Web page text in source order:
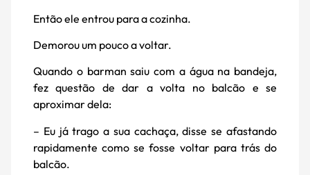
Então ele entrou para a cozinha.
Demorou um pouco a voltar.
Quando o barman saiu com a água na bandeja,
fez questão de dar a volta no balcão e se
aproximar dela:
– Eu já trago a sua cachaça, disse se afastando
rapidamente como se fosse voltar para trás do
balcão.